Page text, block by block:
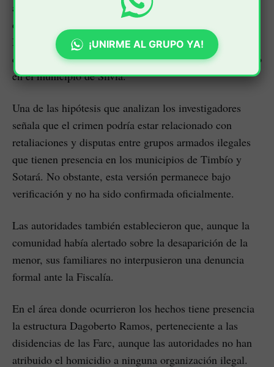
autoridades, la adolescente había sido reportada como
desaparecida por integrantes del resguardo indígena
Nasa tras los enfrentamientos registrados entre
comunidades indígenas Misak y del resguardo de Pitayó
en el municipio de Silvia.
Una de las hipótesis que analizan los investigadores
señala que el crimen podría estar relacionado con
retaliaciones y disputas entre grupos armados ilegales
que tienen presencia en los municipios de Timbío y
Sotará. No obstante, esta versión permanece bajo
verificación y no ha sido confirmada oficialmente.
Las autoridades también establecieron que, aunque la
comunidad había alertado sobre la desaparición de la
menor, sus familiares no interpusieron una denuncia
formal ante la Fiscalía.
En el área donde ocurrieron los hechos tiene presencia
la estructura Dagoberto Ramos, perteneciente a las
disidencias de las Farc, aunque las autoridades no han
atribuido el homicidio a ninguna organización ilegal.
¡UNIRME AL GRUPO YA!